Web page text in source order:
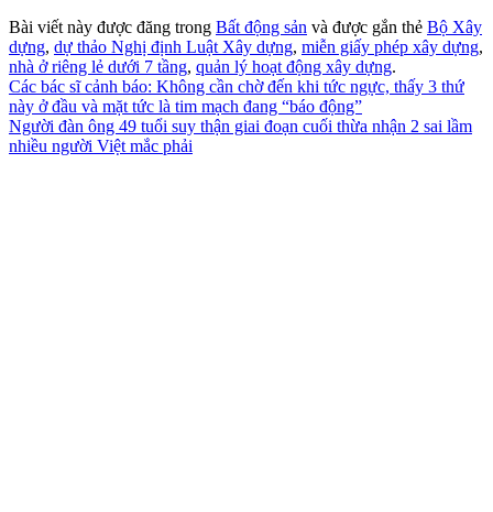
Bài viết này được đăng trong Bất động sản và được gắn thẻ Bộ Xây
dựng, dự thảo Nghị định Luật Xây dựng, miễn giấy phép xây dựng,
nhà ở riêng lẻ dưới 7 tầng, quản lý hoạt động xây dựng.
Các bác sĩ cảnh báo: Không cần chờ đến khi tức ngực, thấy 3 thứ
này ở đầu và mặt tức là tim mạch đang “báo động”
Người đàn ông 49 tuổi suy thận giai đoạn cuối thừa nhận 2 sai lầm
nhiều người Việt mắc phải